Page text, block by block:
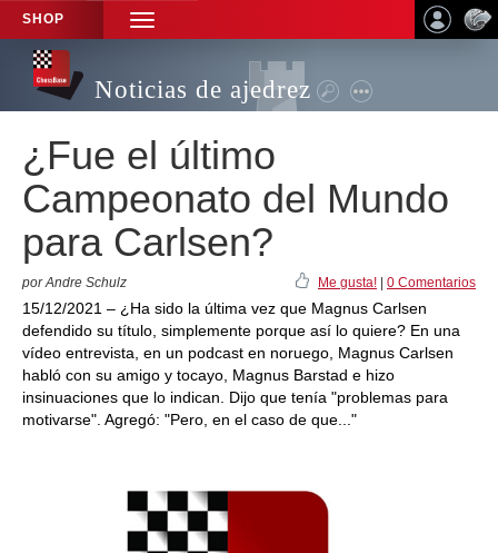
SHOP
TOGGLE
NAVIGATION
Noticias de ajedrez
¿Fue el último
Campeonato del Mundo
para Carlsen?
por Andre Schulz Me gusta! 0 Comentarios
15/12/2021 – ¿Ha sido la última vez que Magnus Carlsen
defendido su título, simplemente porque así lo quiere? En una
vídeo entrevista, en un podcast en noruego, Magnus Carlsen
habló con su amigo y tocayo, Magnus Barstad e hizo
insinuaciones que lo indican. Dijo que tenía "problemas para
motivarse". Agregó: "Pero, en el caso de que..."